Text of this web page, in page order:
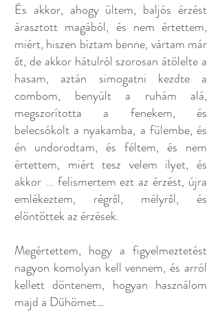
És akkor, ahogy ültem, baljós érzést
árasztott magából, és nem értettem,
miért, hiszen bíztam benne, vártam már
őt, de akkor hátulról szorosan átölelte a
hasam, aztán simogatni kezdte a
combom, benyúlt a ruhám alá,
megszorította a fenekem, és
belecsókolt a nyakamba, a fülembe, és
én undorodtam, és féltem, és nem
értettem, miért tesz velem ilyet, és
akkor ... felismertem ezt az érzést, újra
emlékeztem, régről, mélyről, és
elöntöttek az érzések.
Megértettem, hogy a figyelmeztetést
nagyon komolyan kell vennem, és arról
kellett döntenem, hogyan használom
majd a Dühömet…